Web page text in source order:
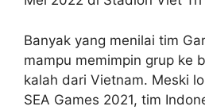
Banyak yang menilai tim
mampu memimpin grup ke
kalah dari Vietnam. Meski
SEA Games 2021, tim